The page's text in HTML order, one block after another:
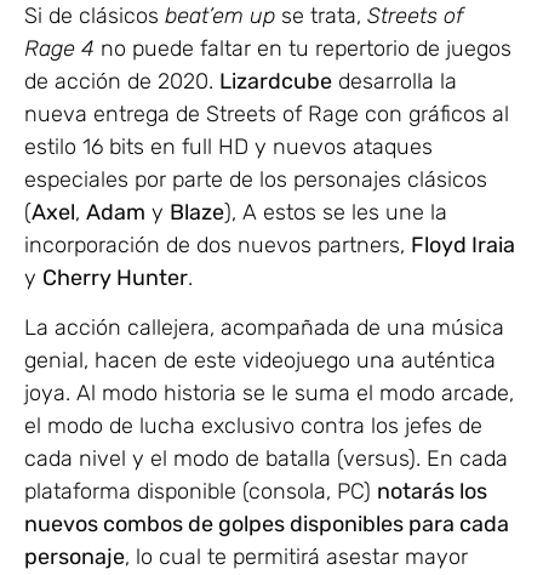
Si de clásicos beat’em up se trata, Streets of
Rage 4 no puede faltar en tu repertorio de juegos
de acción de 2020. Lizardcube desarrolla la
nueva entrega de Streets of Rage con gráficos al
estilo 16 bits en full HD y nuevos ataques
especiales por parte de los personajes clásicos
(Axel, Adam y Blaze), A estos se les une la
incorporación de dos nuevos partners, Floyd Iraia
y Cherry Hunter.
La acción callejera, acompañada de una música
genial, hacen de este videojuego una auténtica
joya. Al modo historia se le suma el modo arcade,
el modo de lucha exclusivo contra los jefes de
cada nivel y el modo de batalla (versus). En cada
plataforma disponible (consola, PC) notarás los
nuevos combos de golpes disponibles para cada
personaje, lo cual te permitirá asestar mayor